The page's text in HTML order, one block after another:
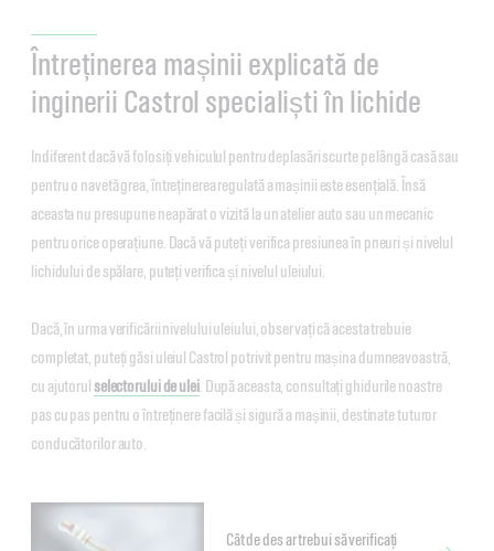
Întreținerea mașinii explicată de
inginerii Castrol specialiști în lichide
Indiferent dacă vă folosiți vehiculul pentru deplasări scurte pe lângă casă sau
pentru o navetă grea, întreținerea regulată a mașinii este esențială. Însă
aceasta nu presupune neapărat o vizită la un atelier auto sau un mecanic
pentru orice operațiune. Dacă vă puteți verifica presiunea în pneuri și nivelul
lichidului de spălare, puteți verifica și nivelul uleiului.
Dacă, în urma verificării nivelului uleiului, observați că acesta trebuie
completat, puteți găsi uleiul Castrol potrivit pentru mașina dumneavoastră,
cu ajutorulselectorului de ulei. După aceasta, consultați ghidurile noastre
pas cu pas pentru o întreținere facilă și sigură a mașinii, destinate tuturor
conducătorilor auto.
Cât de des ar trebui să verificați